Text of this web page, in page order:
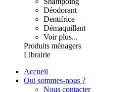
Déodorant
Dentifrice
Démaquillant
Voir plus...
Produits ménagers
Librairie
Accueil
Qui sommes-nous ?
Nous contacter